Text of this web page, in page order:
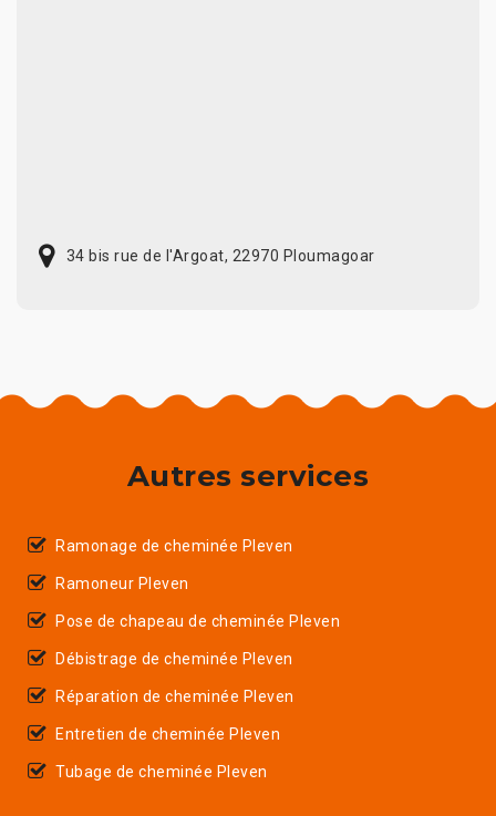
34 bis rue de l'Argoat, 22970 Ploumagoar
Autres services
Ramonage de cheminée Pleven
Ramoneur Pleven
Pose de chapeau de cheminée Pleven
Débistrage de cheminée Pleven
Réparation de cheminée Pleven
Entretien de cheminée Pleven
Tubage de cheminée Pleven